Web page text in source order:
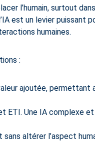
l’humain, surtout
est un levier puissant
humaines.
:
ajoutée, permettant
ETI. Une IA complexe
altérer l’aspect